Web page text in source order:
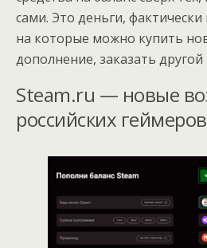
сами. Это деньги,
на которые можно купить
дополнение, заказать
Steam.ru — новые
российских геймеров